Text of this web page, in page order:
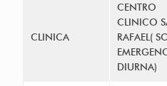
CLINICA
CENTRO
CLINICO
RAFAEL(
DIURNA)